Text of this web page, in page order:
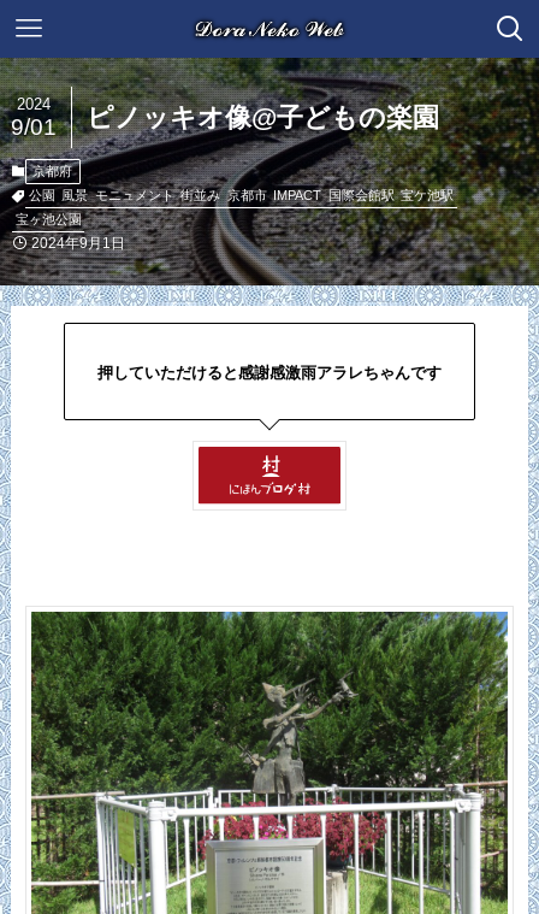
ピノッキオ像@子どもの楽園
2024
9/01
京都府
公園
風景 モニュメント 街並み 京都市 IMPACT 国際会館駅 宝ケ池駅
宝ヶ池公園
2024年9月1日
押していただけると感謝感激雨アラレちゃんです